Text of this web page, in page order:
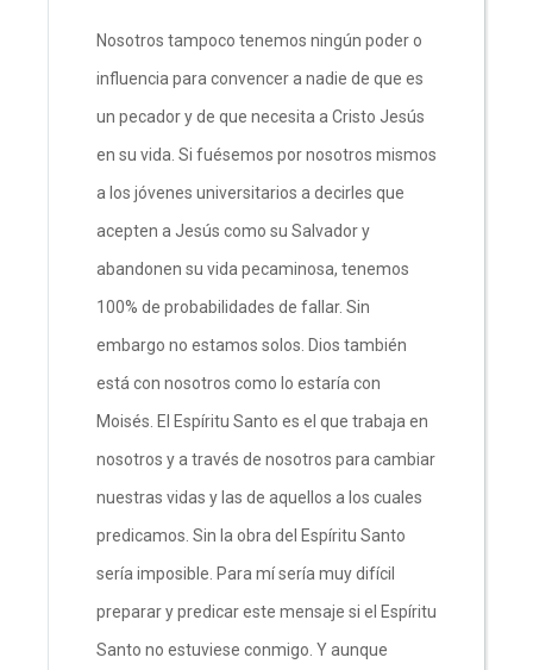
Nosotros tampoco tenemos ningún poder o
influencia para convencer a nadie de que es
un pecador y de que necesita a Cristo Jesús
en su vida. Si fuésemos por nosotros mismos
a los jóvenes universitarios a decirles que
acepten a Jesús como su Salvador y
abandonen su vida pecaminosa, tenemos
100% de probabilidades de fallar. Sin
embargo no estamos solos. Dios también
está con nosotros como lo estaría con
Moisés. El Espíritu Santo es el que trabaja en
nosotros y a través de nosotros para cambiar
nuestras vidas y las de aquellos a los cuales
predicamos. Sin la obra del Espíritu Santo
sería imposible. Para mí sería muy difícil
preparar y predicar este mensaje si el Espíritu
Santo no estuviese conmigo. Y aunque